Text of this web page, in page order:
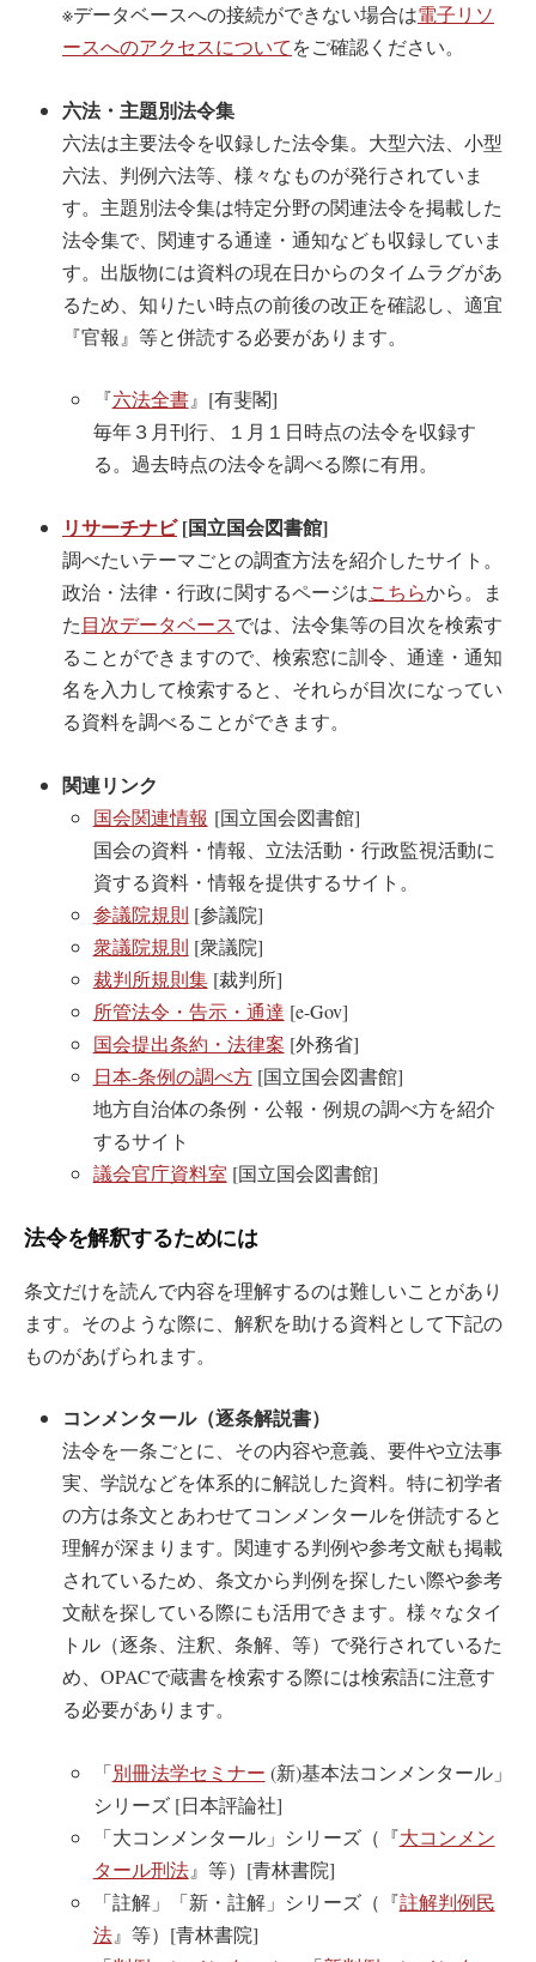
※データベースへの接続ができない場合は電子リソ
ースへのアクセスについてをご確認ください。
六法・主題別法令集
六法は主要法令を収録した法令集。大型六法、小型
六法、判例六法等、様々なものが発行されていま
す。主題別法令集は特定分野の関連法令を掲載した
法令集で、関連する通達・通知なども収録していま
す。出版物には資料の現在日からのタイムラグがあ
るため、知りたい時点の前後の改正を確認し、適宜
『官報』等と併読する必要があります。
『六法全書』[有斐閣]
毎年３月刊行、１月１日時点の法令を収録す
る。過去時点の法令を調べる際に有用。
リサーチナビ[国立国会図書館]
調べたいテーマごとの調査方法を紹介したサイト。
政治・法律・行政に関するページはこちらから。ま
た目次データベースでは、法令集等の目次を検索す
ることができますので、検索窓に訓令、通達・通知
名を入力して検索すると、それらが目次になってい
る資料を調べることができます。
関連リンク
国会関連情報 [国立国会図書館]
国会の資料・情報、立法活動・行政監視活動に
資する資料・情報を提供するサイト。
参議院規則 [参議院]
衆議院規則 [衆議院]
裁判所規則集[裁判所]
所管法令・告示・通達 [e-Gov]
国会提出条約・法律案 [外務省]
日本-条例の調べ方[国立国会図書館]
地方自治体の条例・公報・例規の調べ方を紹介
するサイト
議会官庁資料室 [国立国会図書館]
法令を解釈するためには
条文だけを読んで内容を理解するのは難しいことがあり
ます。そのような際に、解釈を助ける資料として下記の
ものがあげられます。
コンメンタール（逐条解説書）
法令を一条ごとに、その内容や意義、要件や立法事
実、学説などを体系的に解説した資料。特に初学者
の方は条文とあわせてコンメンタールを併読すると
理解が深まります。関連する判例や参考文献も掲載
されているため、条文から判例を探したい際や参考
文献を探している際にも活用できます。様々なタイ
トル（逐条、注釈、条解、等）で発行されているた
め、OPACで蔵書を検索する際には検索語に注意す
る必要があります。
「別冊法学セミナー (新)基本法コンメンタール」
シリーズ [日本評論社]
「大コンメンタール」シリーズ（『大コンメン
タール刑法』等）[青林書院]
「註解」「新・註解」シリーズ（『註解判例民
法』等）[青林書院]